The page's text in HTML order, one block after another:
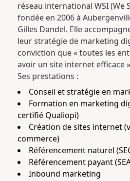
réseau international WSI (We
fondée en 2006 à
Gilles Dandel. Elle
leur stratégie de marketing
conviction que « toutes les
avoir un site internet efficace
Ses prestations :
Conseil et stratégie en
Formation en marketing
certifié Qualiopi)
Création de sites internet
commerce)
Référencement naturel
Référencement payant
Inbound marketing